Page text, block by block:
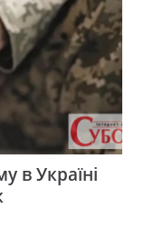
в Україні